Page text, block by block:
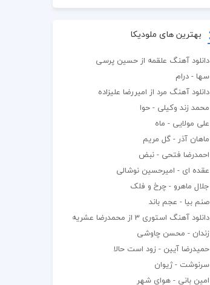
بهترین های ملودیکا
دانلود آهنگ علقمه از حسین پرسی
سها - درام
دانلود آهنگ مرد از امیررضا علیزاده
محمد زند وکیلی - حوا
علی مولایی - ماه
ماهان آذر - گل مریم
احمدرضا فتحی - نبض
عقده ای - امیرحسین نوشالی
جلال ماهرو - چرخ و فلک
صنم بیا - عجم باند
دانلود آهنگ استوری 3 از محمدرضا عشریه
زندان - محسن چاوشی
حمیدرضا آیین - زود است حالا
سرنوشت - ژیوان
امین بانی - هوای شهر